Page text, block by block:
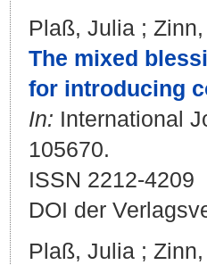
Plaß, Julia ;
The mixed
for introducing
In: International
105670.
ISSN 2212-4209
DOI der
Plaß, Julia ;